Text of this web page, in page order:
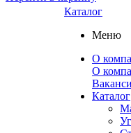
Каталог
Меню
О
О
Каталог